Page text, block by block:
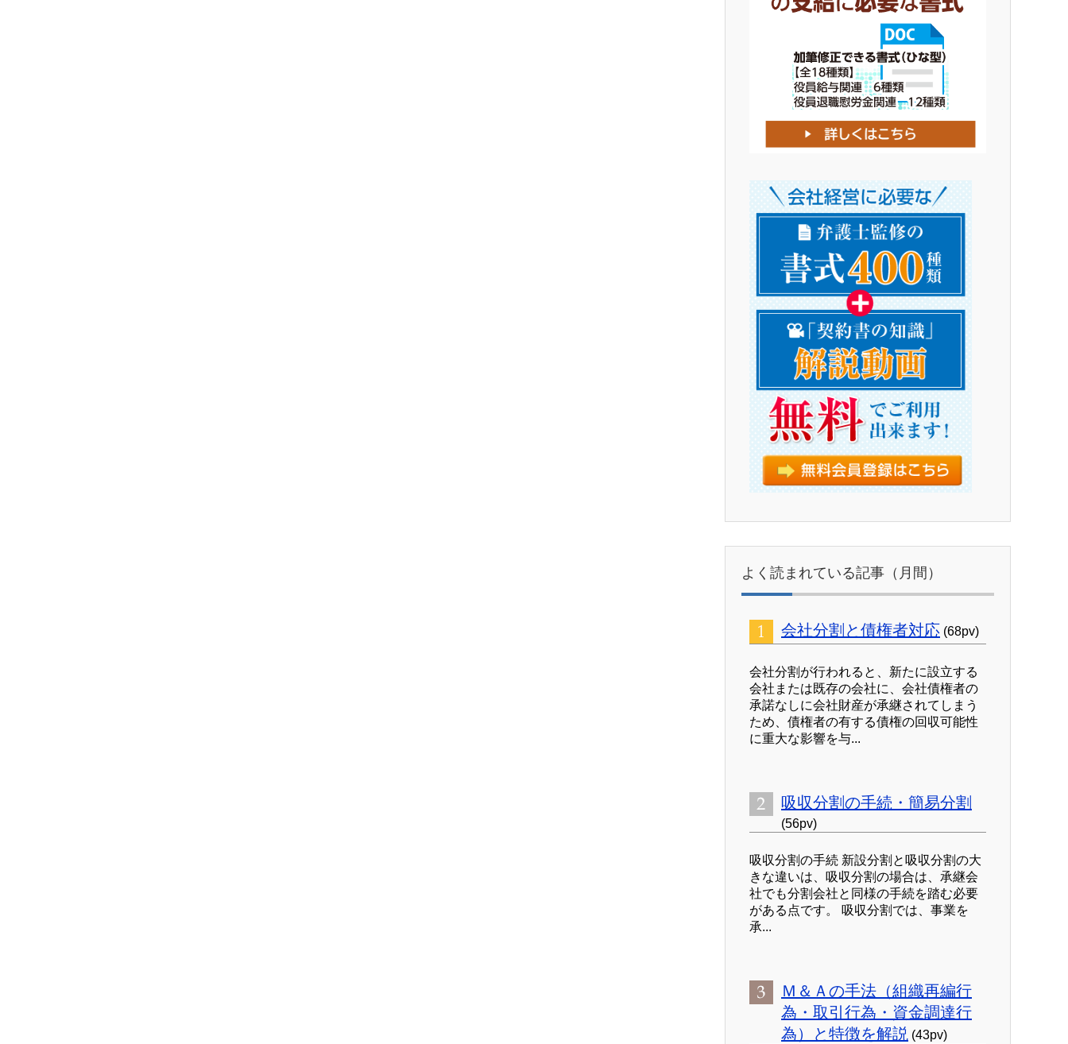
よく読まれている記事（月間）
会社分割と債権者対応 (68pv)
会社分割が行われると、新たに設立する
会社または既存の会社に、会社債権者の
承諾なしに会社財産が承継されてしまう
ため、債権者の有する債権の回収可能性
に重大な影響を与...
吸収分割の手続・簡易分割
(56pv)
吸収分割の手続 新設分割と吸収分割の大
きな違いは、吸収分割の場合は、承継会
社でも分割会社と同様の手続を踏む必要
がある点です。 吸収分割では、事業を
承...
Ｍ＆Ａの手法（組織再編行
為・取引行為・資金調達行
為）と特徴を解説 (43pv)